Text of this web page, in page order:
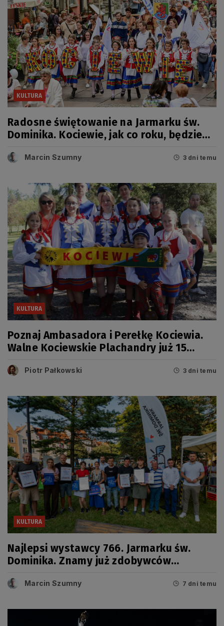
KULTURA
Radosne świętowanie na Jarmarku św.
Dominika. Kociewie, jak co roku, będzie
Marcin Szumny 3 dni temu
KULTURA
Poznaj Ambasadora i Perełkę Kociewia.
Walne Kociewskie Plachandry już 15
Piotr Pałkowski 3 dni temu
KULTURA
Najlepsi wystawcy 766. Jarmarku św.
Dominika. Znamy już zdobywców
Marcin Szumny 7 dni temu